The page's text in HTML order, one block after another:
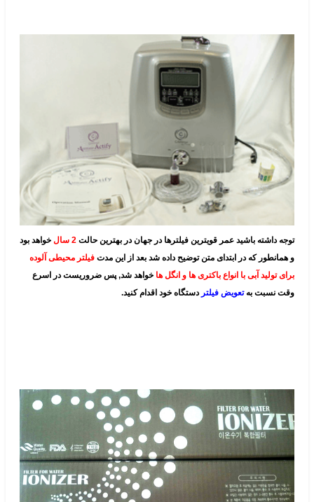
توجه داشته باشید عمر قویترین فیلترها در جهان در بهترین حالت 2 سال
خواهد بود
و همانطور که در ابتدای متن توضیح داده شد بعد از این مدت فیلتر محیطی آلوده
برای تولید آبی با انواع باکتری ها و انگل ها خواهد شد, پس ضروریست در اسرع
وقت نسبت به تعویض فیلتر دستگاه خود اقدام کنید.